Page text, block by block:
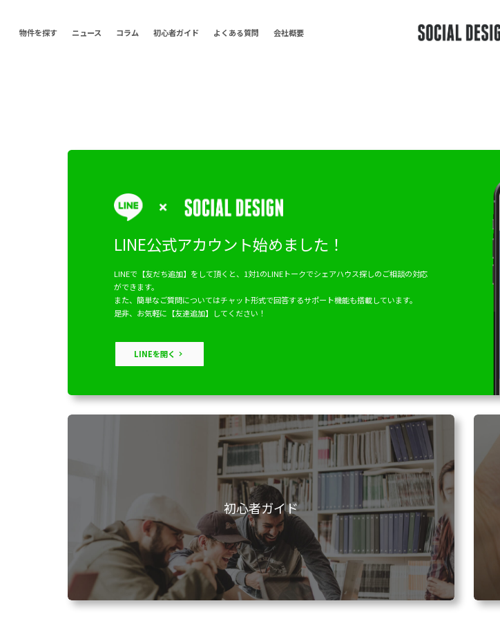
物件を探す ニュース コラム 初心者ガイド よくある質問 会社概要
LINE公式アカウント始めました！
LINEで【友だち追加】をして頂くと、1対1のLINEトークでシェアハウス探しのご相談の対応
ができます。
また、簡単なご質問についてはチャット形式で回答するサポート機能も搭載しています。
是非、お気軽に【友達追加】してください！
LINEを開く
初心者ガイド